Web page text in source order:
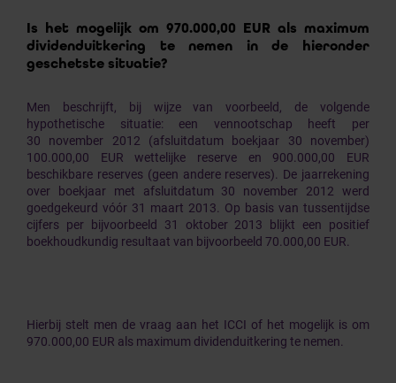
Is het mogelijk om 970.000,00 EUR als maximum
dividenduitkering te nemen in de hieronder
geschetste situatie?
Men beschrijft, bij wijze van voorbeeld, de volgende
hypothetische situatie: een vennootschap heeft per
30 november 2012 (afsluitdatum boekjaar 30 november)
100.000,00 EUR wettelijke reserve en 900.000,00 EUR
beschikbare reserves (geen andere reserves). De jaarrekening
over boekjaar met afsluitdatum 30 november 2012 werd
goedgekeurd vóór 31 maart 2013. Op basis van tussentijdse
cijfers per bijvoorbeeld 31 oktober 2013 blijkt een positief
boekhoudkundig resultaat van bijvoorbeeld 70.000,00 EUR.
Hierbij stelt men de vraag aan het ICCI of het mogelijk is om
970.000,00 EUR als maximum dividenduitkering te nemen.